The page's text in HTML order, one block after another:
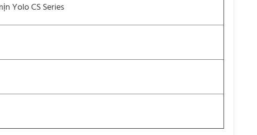
Yolo CS Series